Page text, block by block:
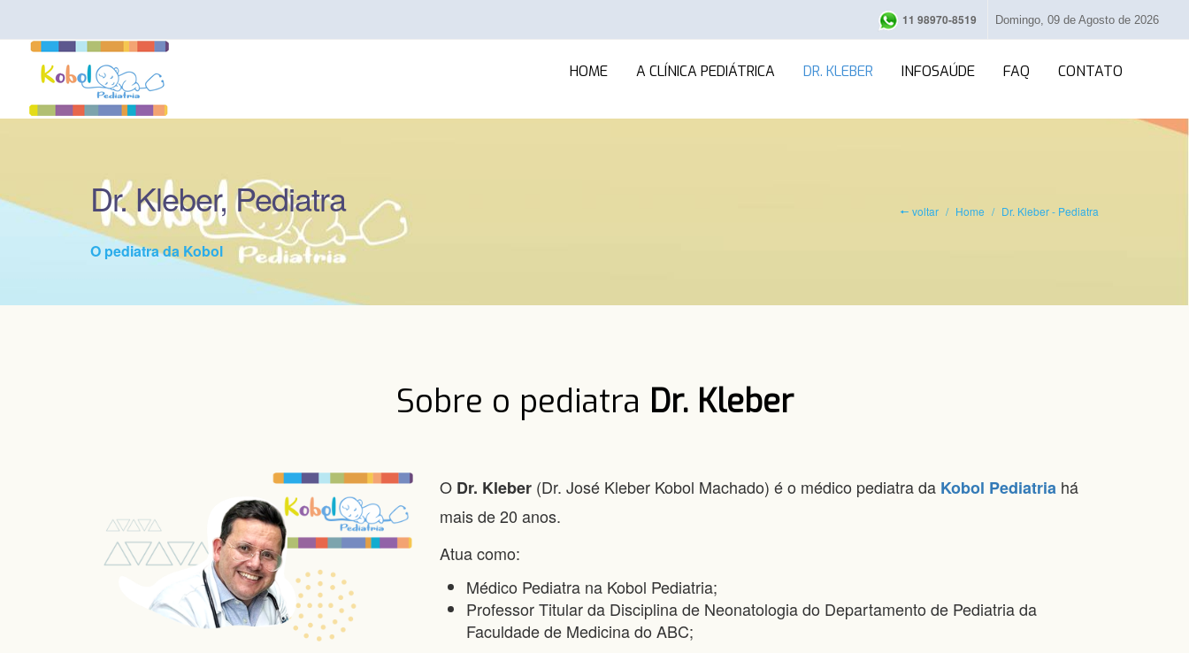
11 98970-8519 Domingo, 09 de Agosto de 2026
HOME A CLÍNICA PEDIÁTRICA DR. KLEBER INFOSAÚDE FAQ CONTATO
Dr. Kleber, Pediatra
O pediatra da Kobol
🠔 voltar Home Dr. Kleber - Pediatra
Sobre o pediatra Dr. Kleber
O Dr. Kleber (Dr. José Kleber Kobol Machado) é o médico pediatra da Kobol Pediatria há
mais de 20 anos.
Atua como:
Médico Pediatra na Kobol Pediatria;
Professor Titular da Disciplina de Neonatologia do Departamento de Pediatria da
Faculdade de Medicina do ABC;